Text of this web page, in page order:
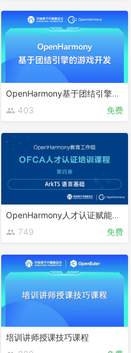
OpenHarmony基于团结引擎的游戏开发
403
免费
OpenHarmony人才认证赋能课程 第四章
749
免费
培训讲师授课技巧课程